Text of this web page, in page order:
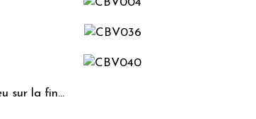
sur la fin...